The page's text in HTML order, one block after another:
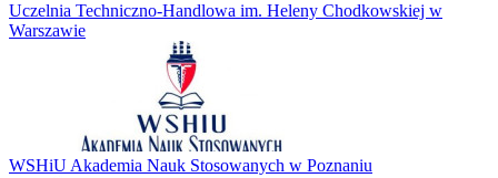
Uczelnia Techniczno-Handlowa im. Heleny Chodkowskiej w
Warszawie
WSHiU Akademia Nauk Stosowanych w Poznaniu